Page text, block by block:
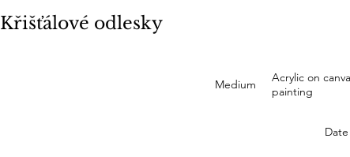
Křišťálové odlesky
Medium
Acrylic on
painting
Date